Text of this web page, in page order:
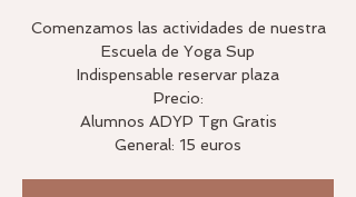
Comenzamos las actividades de nuestra
Escuela de Yoga Sup
Indispensable reservar plaza
Precio:
Alumnos ADYP Tgn Gratis
General: 15 euros